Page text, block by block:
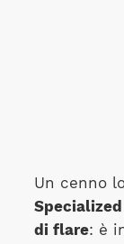
Un cenno
Specialized
di flare: è